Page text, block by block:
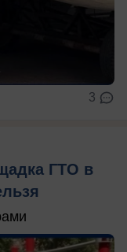
3
ГТО в